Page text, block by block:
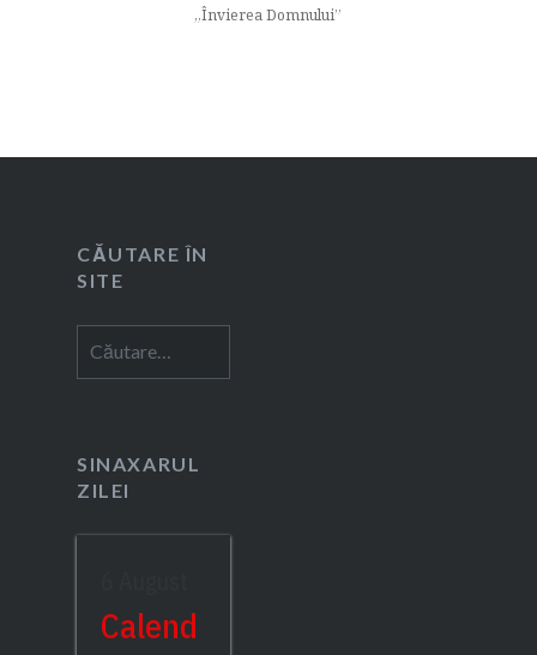
„Învierea Domnului”
CĂUTARE ÎN
SITE
după:
SINAXARUL
ZILEI
Calend